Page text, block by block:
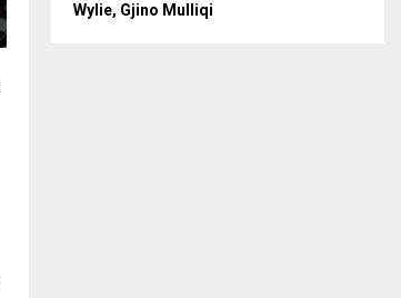
Wylie, Gjino Mulliqi